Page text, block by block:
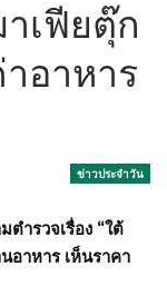
าเฟียตุ๊ก
อาหาร
ข่าวประจำวัน
ำรวจเรื่อง “ใต้
อาหาร เห็นราคา